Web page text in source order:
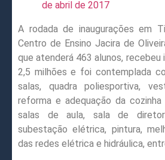
de abril de 2017
A rodada de inaugurações em
Centro de Ensino Jacira de
que atenderá 463 alunos,
2,5 milhões e foi contemplada
salas, quadra poliesportiva,
reforma e adequação da
salas de aula, sala de
subestação elétrica, pintura,
das redes elétrica e hidráulica,